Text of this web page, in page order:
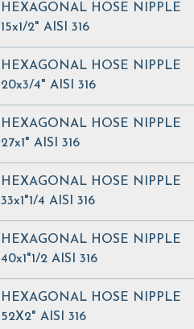
HEXAGONAL HOSE NIPPLE
15x1/2" AISI 316
HEXAGONAL HOSE NIPPLE
20x3/4" AISI 316
HEXAGONAL HOSE NIPPLE
27x1" AISI 316
HEXAGONAL HOSE NIPPLE
33x1"1/4 AISI 316
HEXAGONAL HOSE NIPPLE
40x1"1/2 AISI 316
HEXAGONAL HOSE NIPPLE
52X2" AISI 316